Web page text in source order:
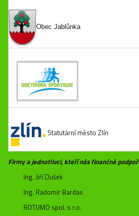
Obec Jablůnka
Statutární město Zlín
Firmy a jednotlivci, kteří nás finančně
Ing. Jiří Dušek
Ing. Radomír Bardas
ROTUMO spol. s r.o.